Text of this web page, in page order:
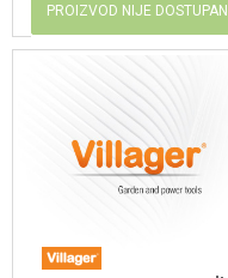
PROIZVOD NIJE DOSTUPAN